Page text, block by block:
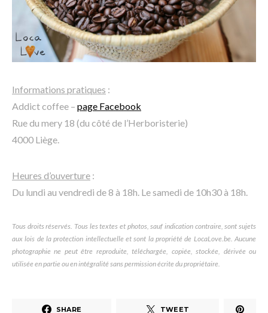
Informations pratiques :
Addict coffee – page Facebook
Rue du mery 18 (du côté de l’Herboristerie)
4000 Liège.
Heures d’ouverture :
Du lundi au vendredi de 8 à 18h. Le samedi de 10h30 à 18h.
Tous droits réservés. Tous les textes et photos, sauf indication contraire, sont sujets
aux lois de la protection intellectuelle et sont la propriété de LocaLove.be. Aucune
photographie ne peut être reproduite, téléchargée, copiée, stockée, dérivée ou
utilisée en partie ou en intégralité sans permission écrite du propriétaire.
SHARE TWEET